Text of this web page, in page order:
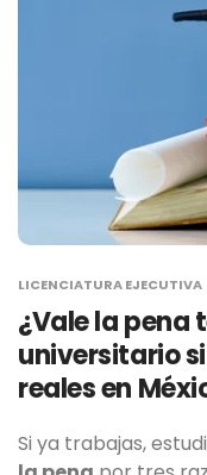
LICENCIATURA EJECUTIVA
¿Vale la pena
universitario
reales en
Si ya trabajas,